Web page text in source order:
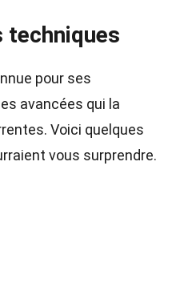
techniques
pour ses
avancées qui la
Voici quelques
vous surprendre.